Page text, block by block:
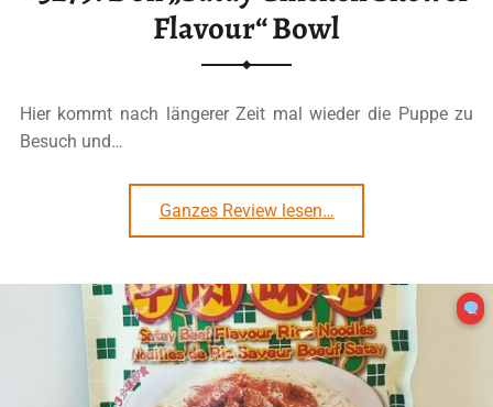
Flavour“ Bowl
Hier kommt nach längerer Zeit mal wieder die Puppe zu
Besuch und…
Ganzes Review lesen…
0